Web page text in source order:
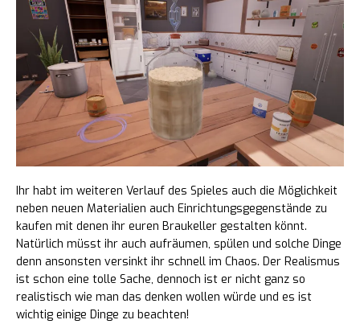
Ihr habt im weiteren Verlauf des Spieles auch die Möglichkeit
neben neuen Materialien auch Einrichtungsgegenstände zu
kaufen mit denen ihr euren Braukeller gestalten könnt.
Natürlich müsst ihr auch aufräumen, spülen und solche Dinge
denn ansonsten versinkt ihr schnell im Chaos. Der Realismus
ist schon eine tolle Sache, dennoch ist er nicht ganz so
realistisch wie man das denken wollen würde und es ist
wichtig einige Dinge zu beachten!